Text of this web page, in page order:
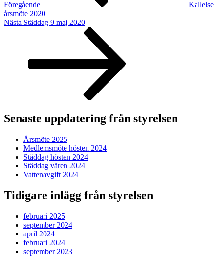
Föregående
Kallelse
årsmöte 2020
Nästa
Nästa Städdag 9 maj 2020
Senaste uppdatering från styrelsen
Årsmöte 2025
Medlemsmöte hösten 2024
Städdag hösten 2024
Städdag våren 2024
Vattenavgift 2024
Tidigare inlägg från styrelsen
februari 2025
september 2024
april 2024
februari 2024
september 2023